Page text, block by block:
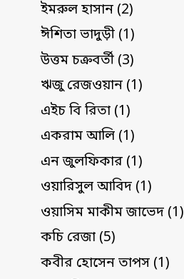
ইমরুল হাসান (2)
ঈশিতা ভাদুড়ী (1)
উত্তম চক্রবর্তী (3)
ঋজু রেজওয়ান (1)
এইচ বি রিতা (1)
একরাম আলি (1)
এন জুলফিকার (1)
ওয়ারিসুল আবিদ (1)
ওয়াসিম মাকীম জাভেদ (1)
কচি রেজা (5)
কবীর হোসেন তাপস (1)